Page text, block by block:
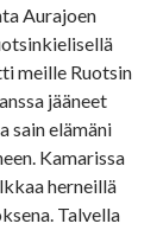
Aurajoen
meille Ruotsin
jääneet
sain elämäni
Kamarissa
herneillä
Talvella